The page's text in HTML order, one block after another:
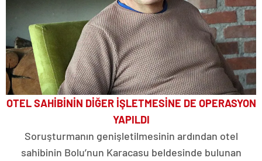
OTEL SAHİBİNİN DİĞER İŞLETMESİNE DE OPERASYON
YAPILDI
Soruşturmanın genişletilmesinin ardından otel
sahibinin Bolu’nun Karacasu beldesinde bulunan